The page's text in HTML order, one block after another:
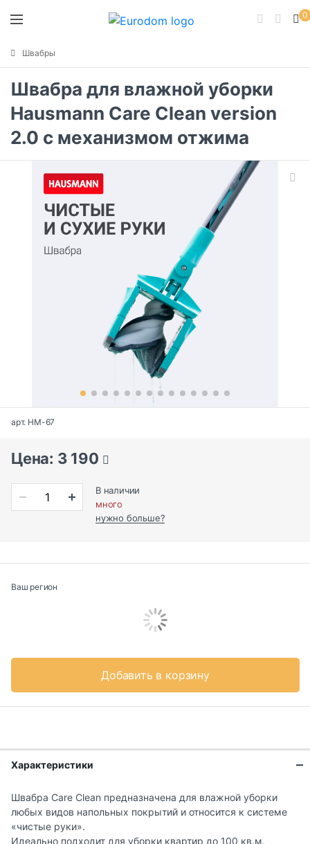
0
Швабры
Швабра для влажной уборки
Hausmann Care Clean version
2.0 с механизмом отжима
арт. HM-67
Цена: 3 190
В наличии
много
нужно больше?
Ваш регион
Добавить в корзину
Характеристики
Швабра Care Clean предназначена для влажной уборки
любых видов напольных покрытий и относится к системе
«чистые руки».
Идеально подходит для уборки квартир до 100 кв.м.